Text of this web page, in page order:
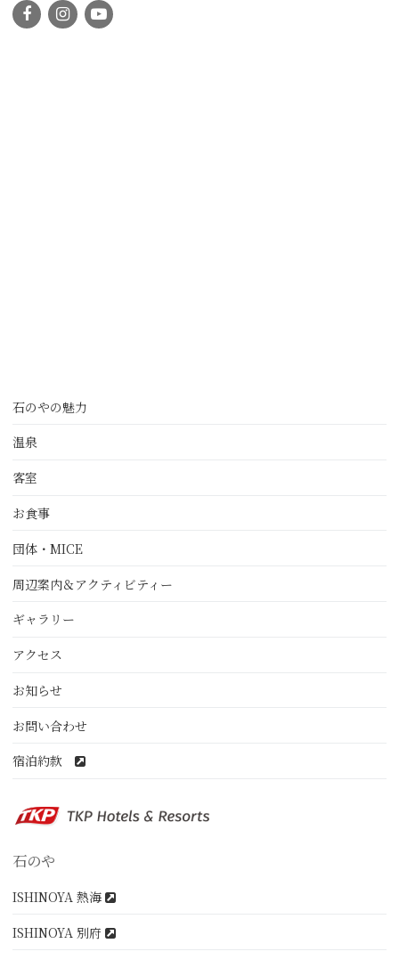
石のやの魅力
温泉
客室
お食事
団体・MICE
周辺案内＆アクティビティー
ギャラリー
アクセス
お知らせ
お問い合わせ
宿泊約款
石のや
ISHINOYA 熱海
ISHINOYA 別府